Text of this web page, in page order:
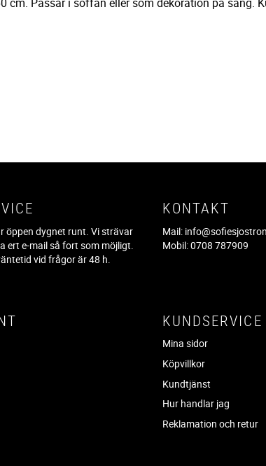
öppen dygnet runt. Vi strävar
ert e-mail så fort som möjligt.
vid frågor är 48 h.
KONTAKT
Mail:
Mobil: 0708 787909
KUNDSERVICE
Mina sidor
Köpvillkor
Kundtjänst
Hur handlar jag
Reklamation och retur